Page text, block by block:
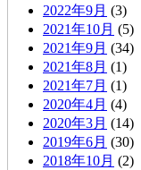
2022年9月 (3)
2021年10月 (5)
2021年9月 (34)
2021年8月 (1)
2021年7月 (1)
2020年4月 (4)
2020年3月 (14)
2019年6月 (30)
2018年10月 (2)